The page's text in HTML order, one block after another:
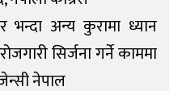
भन्दा अन्य कुरामा ध्यान
सिर्जना गर्ने काममा
नेपाल